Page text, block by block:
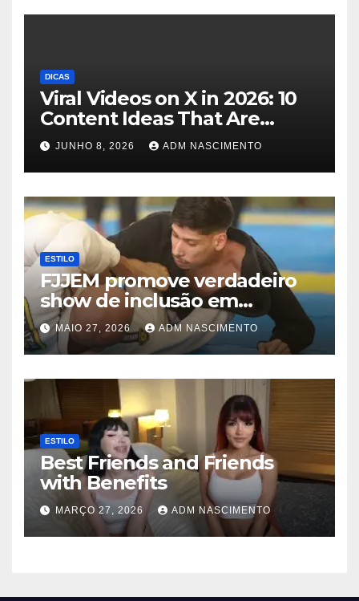
DICAS
Viral Videos on X in 2026: 10
Content Ideas That Are
Exploding Right Now
JUNHO 8, 2026 ADM NASCIMENTO
ESTILO
FJJEM promove verdadeiro
show de inclusão em
Imperatriz com emocionante
evento de Jiu-Jitsu
MAIO 27, 2026 ADM NASCIMENTO
ESTILO
Best Friends and Friends
with Benefits
MARÇO 27, 2026 ADM NASCIMENTO